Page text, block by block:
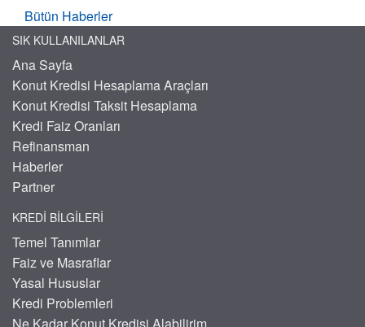
Bütün Haberler
SIK KULLANILANLAR
Ana Sayfa
Konut Kredisi Hesaplama Araçları
Konut Kredisi Taksit Hesaplama
Kredi Faiz Oranları
Refinansman
Haberler
Partner
KREDI BILGILERI
Temel Tanımlar
Faiz ve Masraflar
Yasal Hususlar
Kredi Problemleri